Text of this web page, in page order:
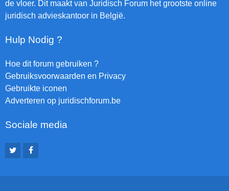
de vloer. Dit maakt van Juridisch Forum het grootste online
juridisch advieskantoor in België.
Hulp Nodig ?
Hoe dit forum gebruiken ?
Gebruiksvoorwaarden en Privacy
Gebruikte iconen
Adverteren op juridischforum.be
Sociale media